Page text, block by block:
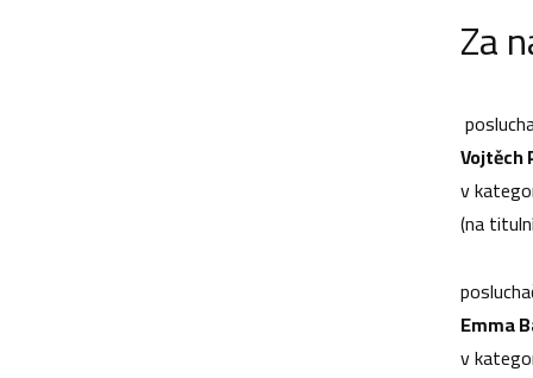
Za
Vojtěch
v
(na
Emma
v